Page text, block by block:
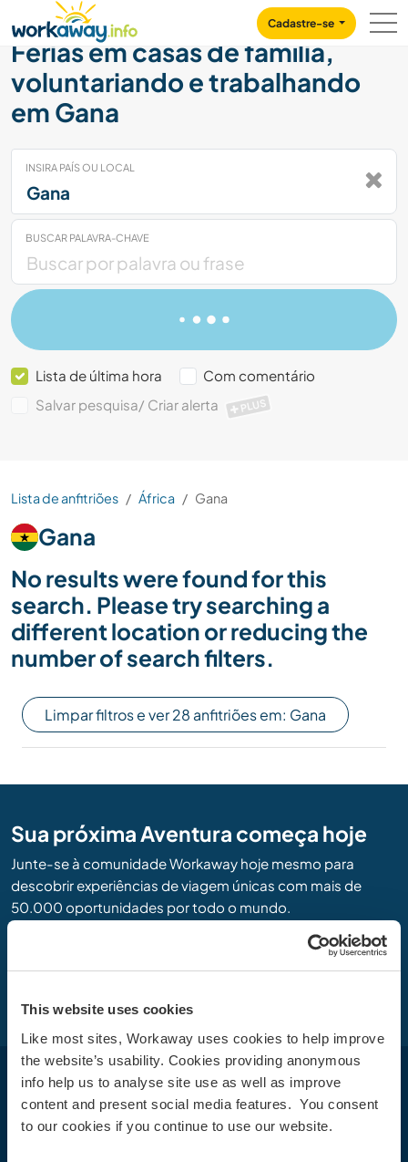
This website uses cookies
Like most sites, Workaway uses cookies to help improve
the website’s usability. Cookies providing anonymous
info help us to analyse site use as well as improve
content and present social media features. You consent
to our cookies if you continue to use our website.
CONTENT
MAIN NAVIGATION
Cadastre-se
Férias em casas de família,
voluntariando e trabalhando
em Gana
INSIRA PAÍS OU LOCAL
BUSCAR PALAVRA-CHAVE
Lista de última hora
Com comentário
Salvar pesquisa/ Criar alerta
PLUS
Lista de anfitriões África Gana
Gana
No results were found for this
search. Please try searching a
different location or reducing the
number of search filters.
Limpar filtros e ver 28 anfitriões em: Gana
Sua próxima Aventura começa hoje
Junte-se à comunidade Workaway hoje mesmo para
descobrir experiências de viagem únicas com mais de
50.000 oportunidades por todo o mundo.
Cadastre-se
Workaway
Encontrar um anfitrião